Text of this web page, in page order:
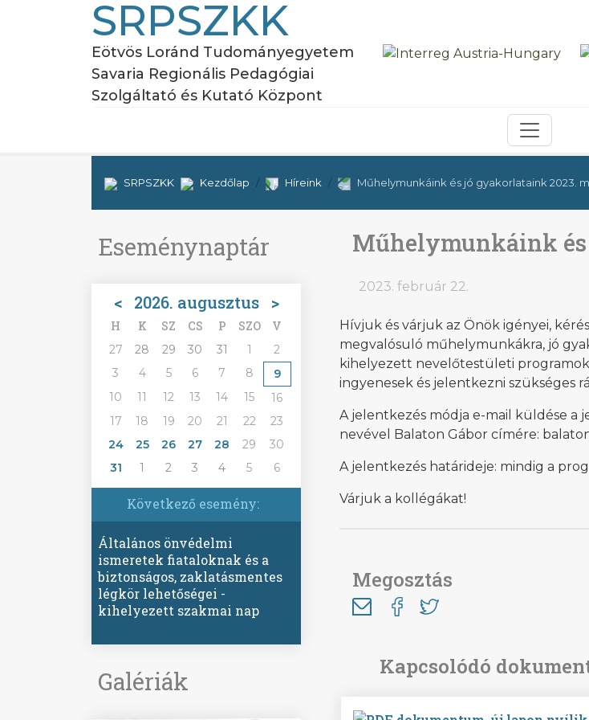
SRPSZKK
Eötvös Loránd Tudományegyetem
Savaria Regionális Pedagógiai
Szolgáltató és Kutató Központ
SRPSZKK Kezdőlap Híreink Műhelymunkáink és jó gyakorlataink 2023.
Eseménynaptár
< 2026. augusztus >
H K SZ CS P SZO V
27 28 29 30 31 1
2
3
4 5 6 7 8
9
10
11 12 13 14 15
16
17
18 19 20 21 22
23
24
25 26 27 28 29
30
31
1 2 3 4 5 6
Következő esemény:
Általános önvédelmi
ismeretek fiataloknak és a
biztonságos, zaklatásmentes
légkör lehetőségei -
kihelyezett szakmai nap
Galériák
Műhelymunkáink
2023. február 22.
Hívjuk és várjuk az Önök igényei,
megvalósuló műhelymunkákra, jó
kihelyezett nevelőtestületi programok
ingyenesek és jelentkezni szükséges
A jelentkezés módja e-mail küldése a
nevével Balaton Gábor címére:
A jelentkezés határideje: mindig a
Várjuk a kollégákat!
Megosztás